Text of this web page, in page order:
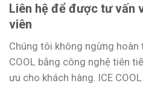
Liên hệ để được tư vấn
viên
Chúng tôi không ngừng hoàn
COOL bằng công nghệ tiên
ưu cho khách hàng. ICE